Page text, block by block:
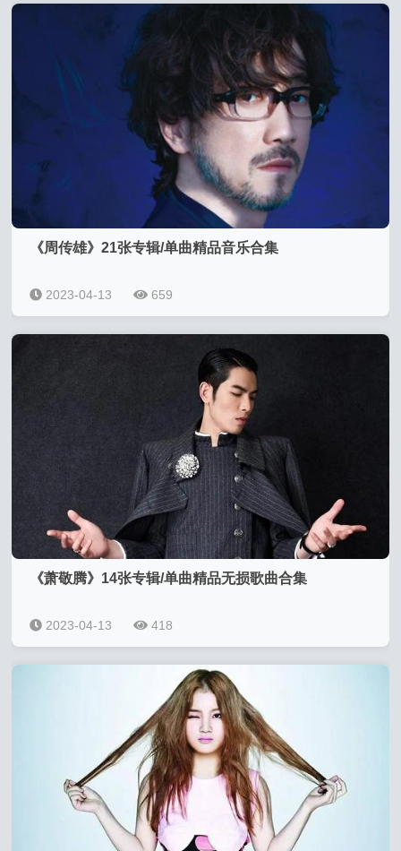
《周传雄》21张专辑/单曲精品音乐合集
2023-04-13 659
《萧敬腾》14张专辑/单曲精品无损歌曲合集
2023-04-13 418